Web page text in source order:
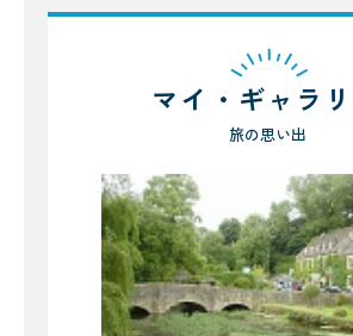
マイ・ギャラ
旅の思い出